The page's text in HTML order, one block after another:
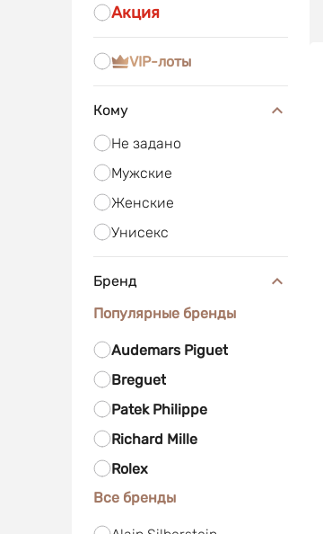
Акция
VIP-лоты
Кому
Не задано
Мужские
Женские
Унисекс
Бренд
Популярные бренды
Audemars Piguet
Breguet
Patek Philippe
Richard Mille
Rolex
Все бренды